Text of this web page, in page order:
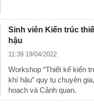
Sinh viên Kiến trúc
hậu
11:39 19/04/2022
Workshop “Thiết kế kiến
khí hậu” quy tụ chuyên
hoạch và Cảnh quan.